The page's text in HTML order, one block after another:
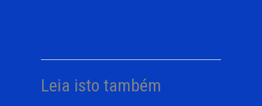
Leia isto também